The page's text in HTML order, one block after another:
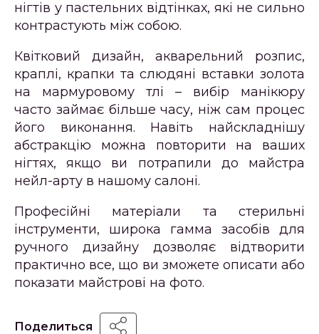
нігтів у пастельних відтінках, які не сильно
контрастують між собою.
Квітковий дизайн, акварельний розпис,
краплі, крапки та слюдяні вставки золота
на мармуровому тлі – вибір манікюру
часто займає більше часу, ніж сам процес
його виконання. Навіть найскладнішу
абстракцію можна повторити на ваших
нігтях, якщо ви потрапили до майстра
нейл-арту в нашому салоні.
Професійні матеріали та стерильні
інструменти, широка гамма засобів для
ручного дизайну дозволяє відтворити
практично все, що ви зможете описати або
показати майстрові на фото.
Поделиться